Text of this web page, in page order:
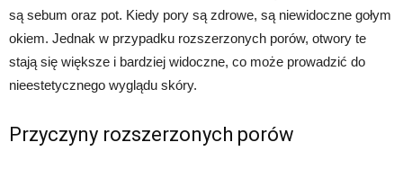
są sebum oraz pot. Kiedy pory są zdrowe, są niewidoczne gołym
okiem. Jednak w przypadku rozszerzonych porów, otwory te
stają się większe i bardziej widoczne, co może prowadzić do
nieestetycznego wyglądu skóry.
Przyczyny rozszerzonych porów